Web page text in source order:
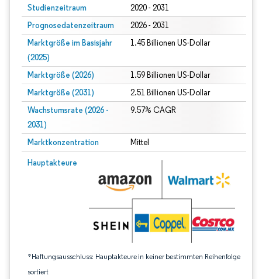
Studienzeitraum 2020 - 2031
Prognosedatenzeitraum 2026 - 2031
Marktgröße im Basisjahr
(2025)
1.45 Billionen US-Dollar
Marktgröße (2026) 1.59 Billionen US-Dollar
Marktgröße (2031) 2.51 Billionen US-Dollar
Wachstumsrate (2026 -
2031)
9.57% CAGR
Marktkonzentration Mittel
Hauptakteure
*Haftungsausschluss: Hauptakteure in keiner bestimmten Reihenfolge
sortiert
Bild © Mordor Intelligence. Wiederverwendung erfordert Namensnennung